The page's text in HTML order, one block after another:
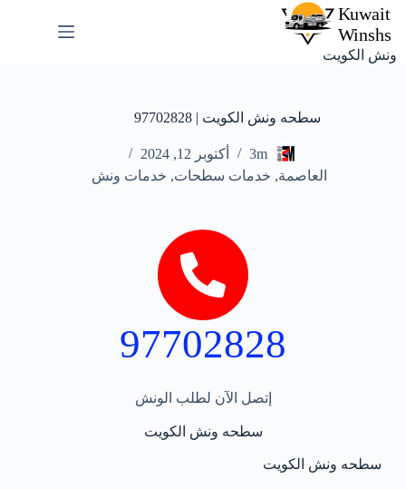
ونش الكويت
سطحه ونش الكويت | 97702828
3m
أكتوبر 12, 2024
العاصمة, خدمات سطحات, خدمات ونش
97702828
إتصل الآن لطلب الونش
سطحه ونش الكويت
سطحه ونش الكويت